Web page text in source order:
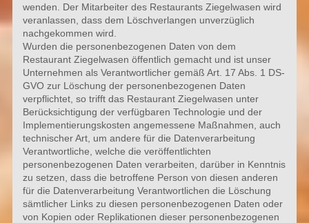
wenden. Der Mitarbeiter des Restaurants Ziegelwasen wird
veranlassen, dass dem Löschverlangen unverzüglich
nachgekommen wird.
Wurden die personenbezogenen Daten von dem
Restaurant Ziegelwasen öffentlich gemacht und ist unser
Unternehmen als Verantwortlicher gemäß Art. 17 Abs. 1 DS-
GVO zur Löschung der personenbezogenen Daten
verpflichtet, so trifft das Restaurant Ziegelwasen unter
Berücksichtigung der verfügbaren Technologie und der
Implementierungskosten angemessene Maßnahmen, auch
technischer Art, um andere für die Datenverarbeitung
Verantwortliche, welche die veröffentlichten
personenbezogenen Daten verarbeiten, darüber in Kenntnis
zu setzen, dass die betroffene Person von diesen anderen
für die Datenverarbeitung Verantwortlichen die Löschung
sämtlicher Links zu diesen personenbezogenen Daten oder
von Kopien oder Replikationen dieser personenbezogenen